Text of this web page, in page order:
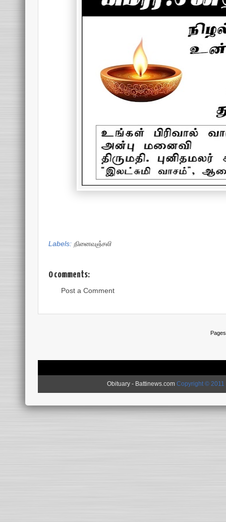
Labels: நினைவஞ்சலி
0 comments:
Post a Comment
Obituary - Battinews.com Copyright ©